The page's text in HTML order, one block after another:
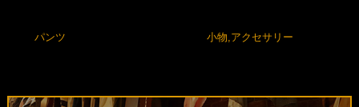
パンツ 小物,アクセサリー